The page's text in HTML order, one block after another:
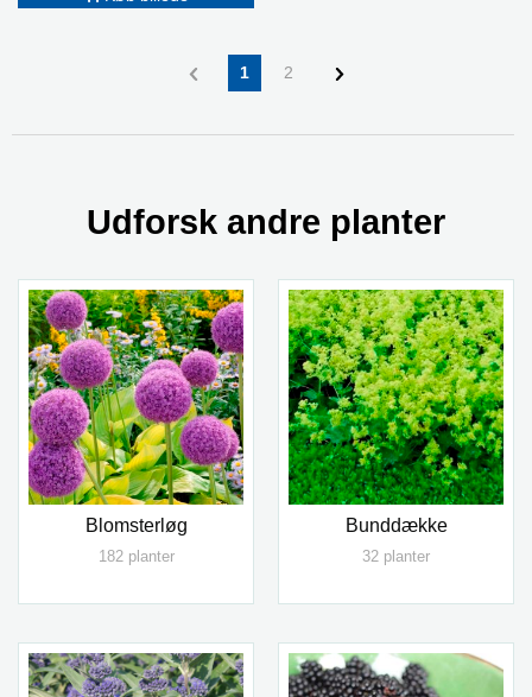
1 2
Udforsk andre planter
Blomsterløg
182 planter
Bunddække
32 planter